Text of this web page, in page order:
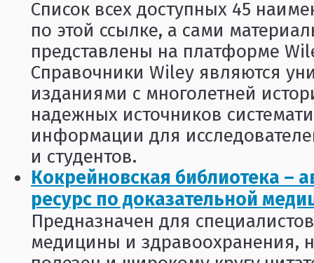
Список всех доступных 45
по этой ссылке, а сами
представлены на платформе
Справочники Wiley являются
изданиями с многолетней
надежных источников
информации для
и студентов.
Кокрейновская библиотека –
ресурс по доказательной
Предназначен для
медицины и здравоохранения,